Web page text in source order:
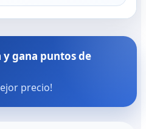
y gana puntos de
precio!